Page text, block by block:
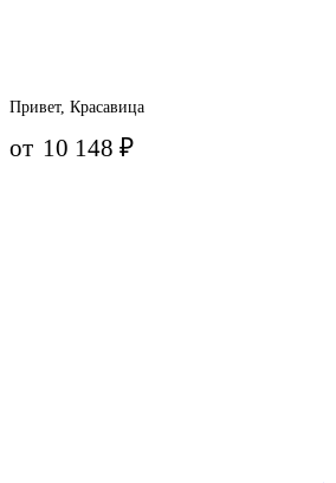
Привет, Красавица
от 10 148₽